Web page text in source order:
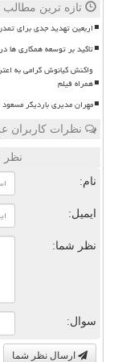
تازه ترین
اربعین تهدید جدی برای
تاکید بر توسعه همکاری ها
واکنش کیانوش گرامی به
همراه فیلم
مهران مدیری باردیگر
نظرات کاربران
نظر
نام:
ایمیل:
نظر شما:
سوال:
ارسال نظر شما